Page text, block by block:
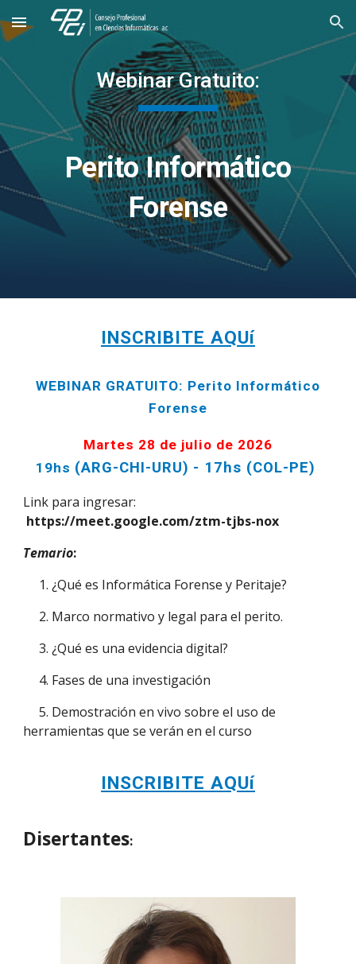
Skip to main content Skip to navigation
Webinar Gratuito:
Perito Informático
Forense
INSCRIBITE AQUí
WEBINAR GRATUITO: Perito Informático
Forense
Martes 28 de julio de 2026
19hs (ARG-CHI-URU) - 17hs (COL-PE)
Link para ingresar:
https://meet.google.com/ztm-tjbs-nox
Temario:
1. ¿Qué es Informática Forense y Peritaje?
2. Marco normativo y legal para el perito.
3. ¿Qué es una evidencia digital?
4. Fases de una investigación
5. Demostración en vivo sobre el uso de
herramientas que se verán en el curso
INSCRIBITE AQUí
Disertantes: